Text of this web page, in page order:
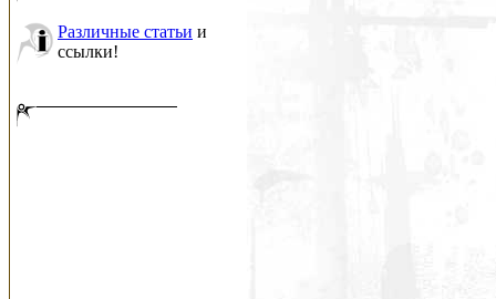
Различные статьи и
ссылки!